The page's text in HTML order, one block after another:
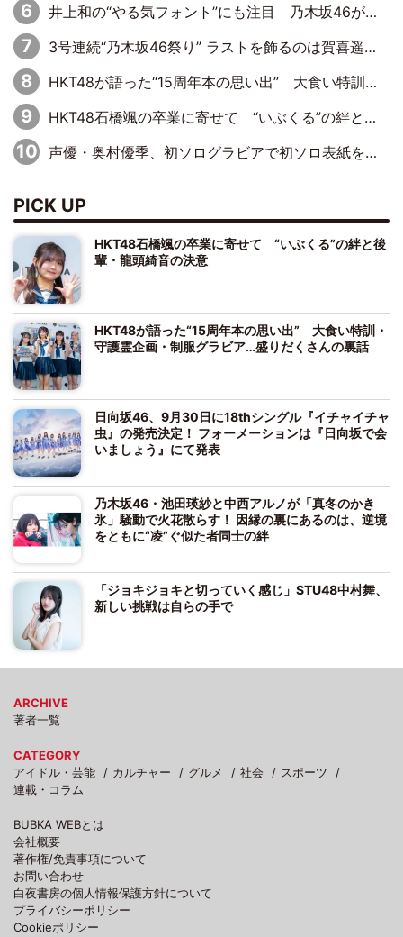
井上和の“やる気フォント”にも注目 乃木坂46が挑んだ書道パフォーマンスの舞台裏
3号連続“乃木坂46祭り” ラストを飾るのは賀喜遥香…5年ぶりの登場に「5年分大人になった私を見ていただけたら」
HKT48が語った“15周年本の思い出” 大食い特訓・守護霊企画・制服グラビア…盛りだくさんの裏話
HKT48石橋颯の卒業に寄せて “いぶくる”の絆と後輩・龍頭綺音の決意
声優・奥村優季、初ソログラビアで初ソロ表紙を飾る！ 初めて見せる表情や、声優を志したきっかけなどを語った必読のインタビューを掲載
PICK UP
HKT48石橋颯の卒業に寄せて “いぶくる”の絆と後
輩・龍頭綺音の決意
HKT48が語った“15周年本の思い出” 大食い特訓・
守護霊企画・制服グラビア…盛りだくさんの裏話
日向坂46、9月30日に18thシングル『イチャイチャ
虫』の発売決定！ フォーメーションは『日向坂で会
いましょう』にて発表
乃木坂46・池田瑛紗と中西アルノが「真冬のかき
氷」騒動で火花散らす！ 因縁の裏にあるのは、逆境
をともに“凌”ぐ似た者同士の絆
「ジョキジョキと切っていく感じ」STU48中村舞、
新しい挑戦は自らの手で
ARCHIVE
著者一覧
CATEGORY
アイドル・芸能
カルチャー グルメ 社会
スポーツ
連載・コラム
BUBKA WEBとは
会社概要
著作権/免責事項について
お問い合わせ
白夜書房の個人情報保護方針について
プライバシーポリシー
Cookieポリシー